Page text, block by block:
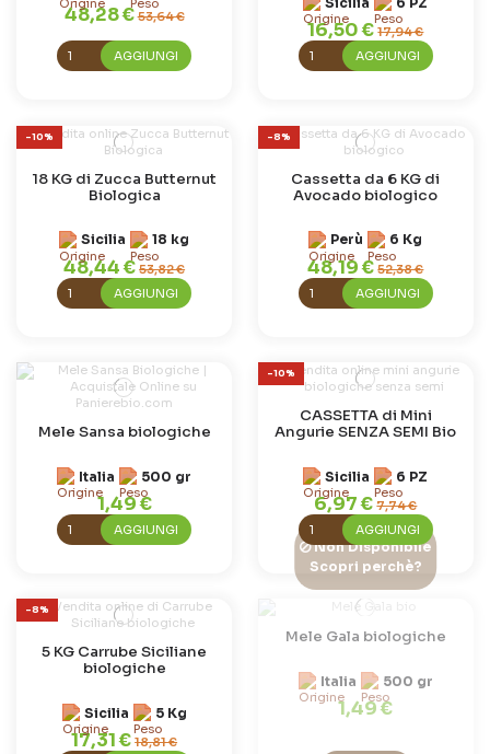
48,28 €53,64 €
AGGIUNGI
16,50 €17,94 €
AGGIUNGI
-10%
18 KG di Zucca Butternut
Biologica
Sicilia 18 kg
48,44 €53,82 €
AGGIUNGI
-8%
Cassetta da 6 KG di
Avocado biologico
Perù 6 Kg
48,19 €52,38 €
AGGIUNGI
Mele Sansa biologiche
Italia 500 gr
1,49 €
AGGIUNGI
-10%
CASSETTA di Mini
Angurie SENZA SEMI Bio
Sicilia 6 PZ
6,97 €7,74 €
AGGIUNGI
-8%
5 KG Carrube Siciliane
biologiche
Sicilia 5 Kg
17,31 €18,81 €
Non Disponibile
Scopri perchè?
Mele Gala biologiche
Italia 500 gr
1,49 €